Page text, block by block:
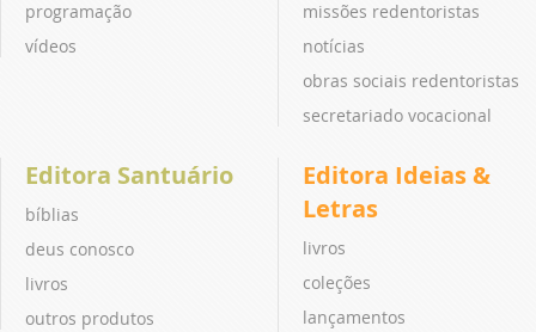
programação
vídeos
missões redentoristas
notícias
obras sociais redentoristas
secretariado vocacional
Editora Santuário
bíblias
deus conosco
livros
outros produtos
Editora Ideias &
Letras
livros
coleções
lançamentos